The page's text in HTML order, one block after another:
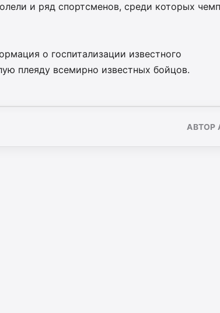
и ряд спортсменов, среди которых
о госпитализации известного
плеяду всемирно известных бойцов.
АВТОР